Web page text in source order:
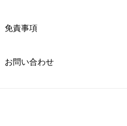
免責事項
お問い合わせ